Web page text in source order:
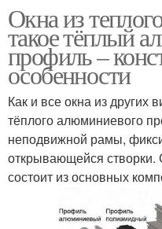
Окна из
такое тёплый
профиль –
особенности
Как и все окна из других
тёплого алюминиевого
неподвижной рамы,
открывающейся створки.
состоит из основных